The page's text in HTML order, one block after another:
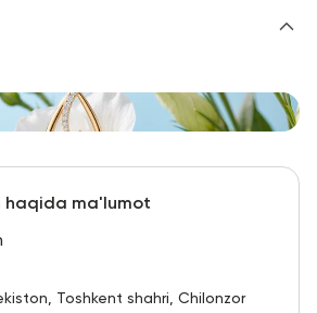
22
haqida ma'lumot
Toshkent shahri, Chilonzor